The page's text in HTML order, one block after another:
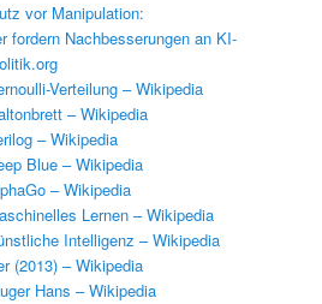
vor Manipulation:
fordern Nachbesserungen an KI-
Verteilung – Wikipedia
– Wikipedia
– Wikipedia
Blue – Wikipedia
– Wikipedia
Lernen – Wikipedia
Intelligenz – Wikipedia
(2013) – Wikipedia
Hans – Wikipedia